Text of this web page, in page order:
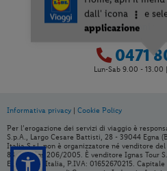
3.033
Recensioni
0471
Lun-Sab 9.00 - 13.00
Informativa privacy | Cookie Policy
Per l’erogazione dei servizi di viaggio è
S.p.A., Largo Cesare Battisti, 28 - 39044 Egna
Italia S.r.l. non è organizzatore né venditore
83 del Dlgs 206/2005. È venditore Ignas Tour
Egna (BZ) - Italia, P.IVA: 01652670215.
Home, apri il
dall' icona
e
applicazione